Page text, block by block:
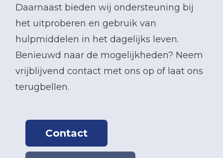
Daarnaast bieden wij ondersteuning bij
het uitproberen en gebruik van
hulpmiddelen in het dagelijks leven.
Benieuwd naar de mogelijkheden? Neem
vrijblijvend contact met ons op of laat ons
terugbellen.
Contact